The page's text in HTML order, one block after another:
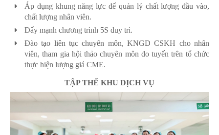
Áp dụng khung năng lực để quản lý chất lượng đầu vào,
chất lượng nhân viên.
Đẩy mạnh chương trình 5S duy trì.
Đào tạo liên tục chuyên môn, KNGD CSKH cho nhân
viên, tham gia hội thảo chuyên môn do tuyến trên tổ chức
thực hiện lượng giá CME.
TẬP THỂ KHU DỊCH VỤ